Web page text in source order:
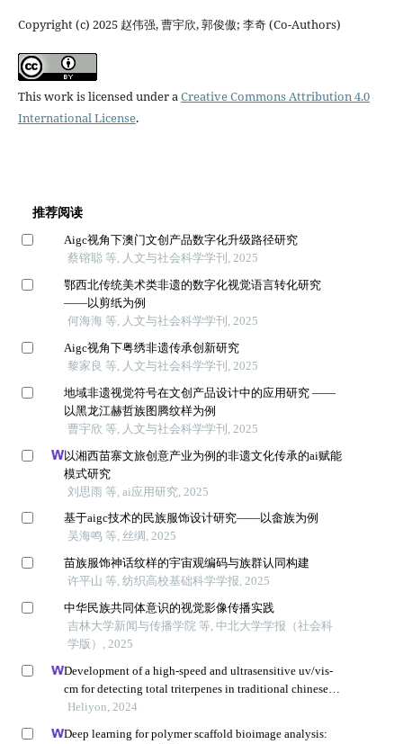
Copyright (c) 2025 赵伟强, 曹宇欣, 郭俊傲; 李奇 (Co-Authors)
This work is licensed under aCreative Commons Attribution 4.0
International License.
推荐阅读
Aigc视角下澳门文创产品数字化升级路径研究
蔡镕聪 等, 人文与社会科学学刊, 2025
鄂西北传统美术类非遗的数字化视觉语言转化研究
——以剪纸为例
何海海 等, 人文与社会科学学刊, 2025
Aigc视角下粤绣非遗传承创新研究
黎家良 等, 人文与社会科学学刊, 2025
地域非遗视觉符号在文创产品设计中的应用研究 ——
以黑龙江赫哲族图腾纹样为例
曹宇欣 等, 人文与社会科学学刊, 2025
以湘西苗寨文旅创意产业为例的非遗文化传承的ai赋能
模式研究
刘思雨 等, ai应用研究, 2025
基于aigc技术的民族服饰设计研究——以畲族为例
吴海鸣 等, 丝绸, 2025
苗族服饰神话纹样的宇宙观编码与族群认同构建
许平山 等, 纺织高校基础科学学报, 2025
中华民族共同体意识的视觉影像传播实践
吉林大学新闻与传播学院 等, 中北大学学报（社会科
学版）, 2025
Development of a high-speed and ultrasensitive uv/vis-
cm for detecting total triterpenes in traditional chinese
medicine and its application
Heliyon, 2024
Deep learning for polymer scaffold bioimage analysis: